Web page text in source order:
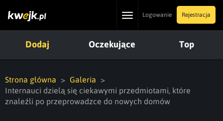
ToggleLogowanie Rejestracja
Dodaj Oczekujące Top
Strona główna
Galeria
Internauci dzielą się ciekawymi przedmiotami, które
znaleźli po przeprowadzce do nowych domów